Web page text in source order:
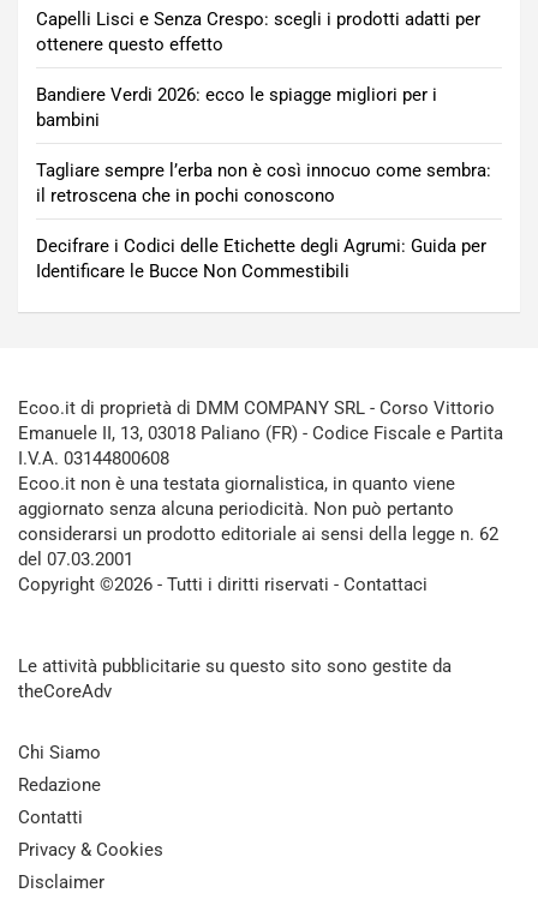
Capelli Lisci e Senza Crespo: scegli i prodotti adatti per
ottenere questo effetto
Bandiere Verdi 2026: ecco le spiagge migliori per i
bambini
Tagliare sempre l’erba non è così innocuo come sembra:
il retroscena che in pochi conoscono
Decifrare i Codici delle Etichette degli Agrumi: Guida per
Identificare le Bucce Non Commestibili
Ecoo.it di proprietà di DMM COMPANY SRL - Corso Vittorio
Emanuele II, 13, 03018 Paliano (FR) - Codice Fiscale e Partita
I.V.A. 03144800608
Ecoo.it non è una testata giornalistica, in quanto viene
aggiornato senza alcuna periodicità. Non può pertanto
considerarsi un prodotto editoriale ai sensi della legge n. 62
del 07.03.2001
Copyright ©2026 - Tutti i diritti riservati - Contattaci
Le attività pubblicitarie su questo sito sono gestite da
theCoreAdv
Chi Siamo
Redazione
Contatti
Privacy & Cookies
Disclaimer